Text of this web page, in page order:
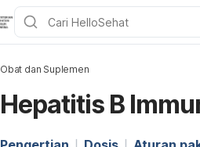
Obat dan Suplemen
Hepatitis B